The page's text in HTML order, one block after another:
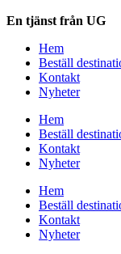
En tjänst från UG
Hem
Beställ
Kontakt
Nyheter
Hem
Beställ
Kontakt
Nyheter
Hem
Beställ
Kontakt
Nyheter